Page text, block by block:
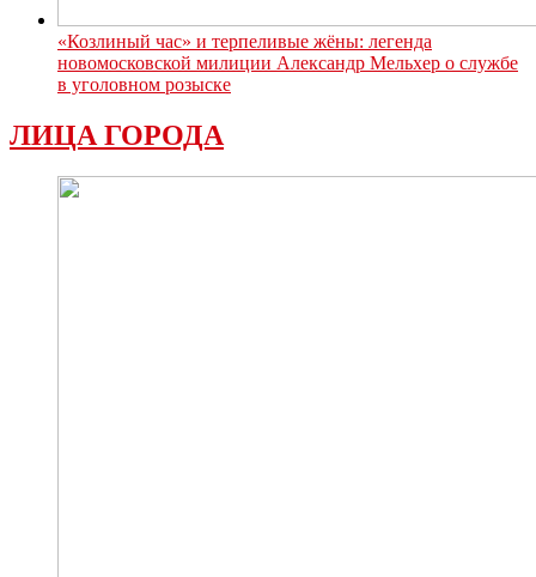
«Козлиный час» и терпеливые жёны: легенда
новомосковской милиции Александр Мельхер о службе
в уголовном розыске
ЛИЦА ГОРОДА